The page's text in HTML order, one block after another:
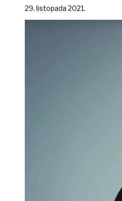
29. listopada 2021.